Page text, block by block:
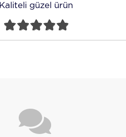
Kaliteli güzel ürün